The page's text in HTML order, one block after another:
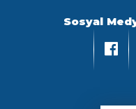
Sosyal